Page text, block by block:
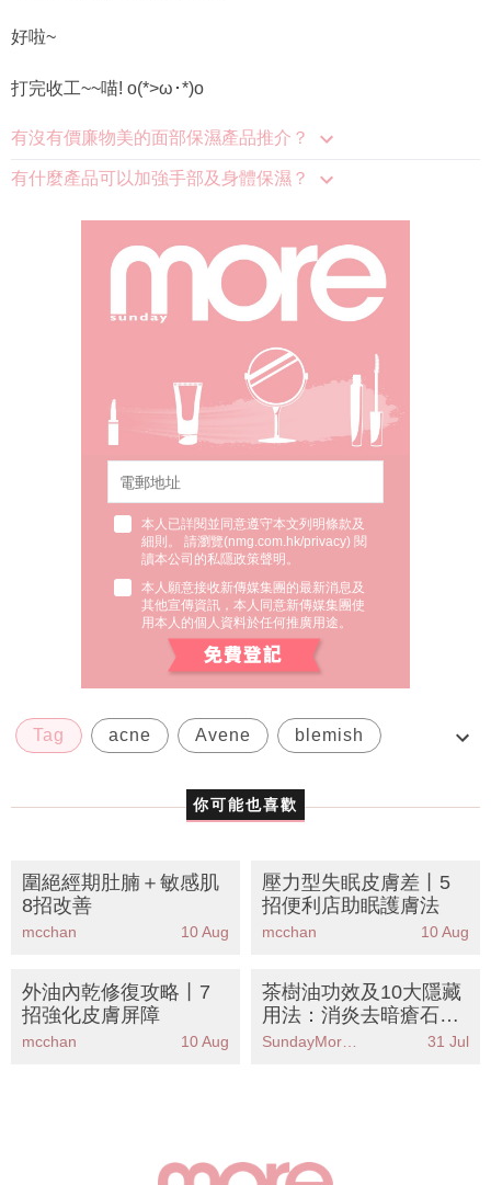
好啦~
打完收工~~喵! o(*>ω･*)o
有沒有價廉物美的面部保濕產品推介？
有什麼產品可以加強手部及身體保濕？
本人已詳閱並同意遵守本文列明條款及
細則。 請瀏覽(nmg.com.hk/privacy) 閱
讀本公司的私隱政策聲明。
本人願意接收新傳媒集團的最新消息及
其他宣傳資訊，本人同意新傳媒集團使
用本人的個人資料於任何推廣用途。
Tag acne Avene blemish
你可能也喜歡
圍絕經期肚腩＋敏感肌
8招改善
mcchan 10 Aug
壓力型失眠皮膚差丨5
招便利店助眠護膚法
mcchan 10 Aug
外油內乾修復攻略丨7
招強化皮膚屏障
mcchan 10 Aug
茶樹油功效及10大隱藏
用法：消炎去暗瘡石頭
瘡、紓緩婦女病
31 Jul